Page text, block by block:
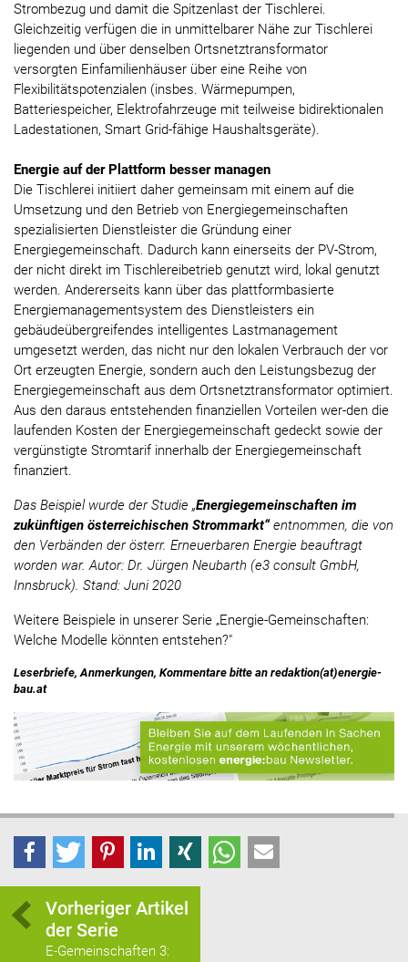
Strombezug und damit die Spitzenlast der Tischlerei.
Gleichzeitig verfügen die in unmittelbarer Nähe zur Tischlerei
liegenden und über denselben Ortsnetztransformator
versorgten Einfamilienhäuser über eine Reihe von
Flexibilitätspotenzialen (insbes. Wärmepumpen,
Batteriespeicher, Elektrofahrzeuge mit teilweise bidirektionalen
Ladestationen, Smart Grid-fähige Haushaltsgeräte).
Energie auf der Plattform besser managen
Die Tischlerei initiiert daher gemeinsam mit einem auf die
Umsetzung und den Betrieb von Energiegemeinschaften
spezialisierten Dienstleister die Gründung einer
Energiegemeinschaft. Dadurch kann einerseits der PV-Strom,
der nicht direkt im Tischlereibetrieb genutzt wird, lokal genutzt
werden. Andererseits kann über das plattformbasierte
Energiemanagementsystem des Dienstleisters ein
gebäudeübergreifendes intelligentes Lastmanagement
umgesetzt werden, das nicht nur den lokalen Verbrauch der vor
Ort erzeugten Energie, sondern auch den Leistungsbezug der
Energiegemeinschaft aus dem Ortsnetztransformator optimiert.
Aus den daraus entstehenden finanziellen Vorteilen wer-den die
laufenden Kosten der Energiegemeinschaft gedeckt sowie der
vergünstigte Stromtarif innerhalb der Energiegemeinschaft
finanziert.
Das Beispiel wurde der Studie „Energiegemeinschaften im
zukünftigen österreichischen Strommarkt“entnommen, die von
den Verbänden der österr. Erneuerbaren Energie beauftragt
worden war. Autor: Dr. Jürgen Neubarth (e3 consult GmbH,
Innsbruck). Stand: Juni 2020
Weitere Beispiele in unserer Serie „Energie-Gemeinschaften:
Welche Modelle könnten entstehen?"
Leserbriefe, Anmerkungen, Kommentare bitte an redaktion(at)energie-
bau.at
Vorheriger Artikel
der Serie
E-Gemeinschaften 3: